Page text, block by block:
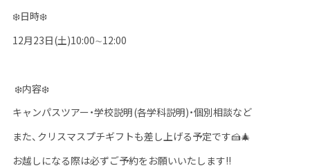
❄️日時❄️
12月23日(土)10:00∼12:00
❄️内容❄️
キャンパスツアー・学校説明(各学科説明)・個別相談など
また、クリスマスプチギフトも差し上げる予定です🍰🎄
お越しになる際は必ずご予約をお願いいたします‼️